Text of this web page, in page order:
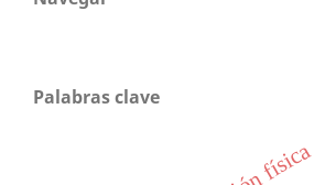
Palabras clave